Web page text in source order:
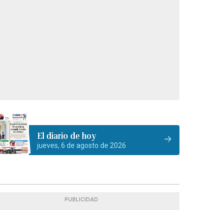
El diario de hoy
jueves, 6 de agosto de 2026
PUBLICIDAD